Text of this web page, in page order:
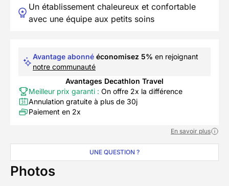
Un établissement chaleureux et confortable
avec une équipe aux petits soins
Avantage abonné économisez 5% en rejoignant
notre communauté
Avantages Decathlon Travel
Meilleur prix garanti : On offre 2x la différence
Annulation gratuite à plus de 30j
Paiement en 2x
En savoir plus
UNE QUESTION ?
Photos